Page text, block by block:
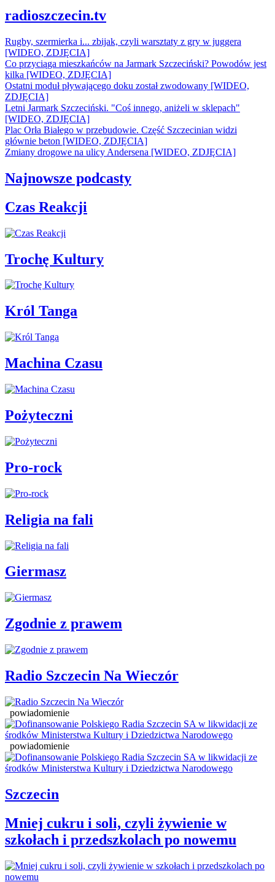
radioszczecin.tv
Rugby, szermierka i... zbijak, czyli warsztaty z gry w juggera
[WIDEO, ZDJĘCIA]
Co przyciąga mieszkańców na Jarmark Szczeciński? Powodów jest
kilka [WIDEO, ZDJĘCIA]
Ostatni moduł pływającego doku został zwodowany [WIDEO,
ZDJĘCIA]
Letni Jarmark Szczeciński. "Coś innego, aniżeli w sklepach"
[WIDEO, ZDJĘCIA]
Plac Orła Białego w przebudowie. Część Szczecinian widzi
głównie beton [WIDEO, ZDJĘCIA]
Zmiany drogowe na ulicy Andersena [WIDEO, ZDJĘCIA]
Najnowsze podcasty
Czas Reakcji
Trochę Kultury
Król Tanga
Machina Czasu
Pożyteczni
Pro-rock
Religia na fali
Giermasz
Zgodnie z prawem
Radio Szczecin Na Wieczór
powiadomienie
powiadomienie
Szczecin
Mniej cukru i soli, czyli żywienie w
szkołach i przedszkolach po nowemu